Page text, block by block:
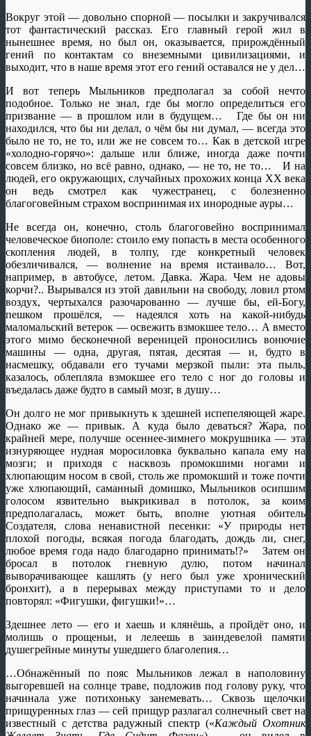
Вокруг этой — довольно спорной — посылки и закручивался
тот фантастический рассказ. Его главный герой жил в
нынешнее время, но был он, оказывается, прирождённый
гений по контактам со внеземными цивилизациями, и
выходит, что в наше время этот его гений оставался не у дел…
И вот теперь Мыльников предполагал за собой нечто
подобное. Только не знал, где бы могло определиться его
призвание — в прошлом или в будущем… Где бы он ни
находился, что бы ни делал, о чём бы ни думал, — всегда это
было не то, не то, или же не совсем то… Как в детской игре
«холодно-горячо»: дальше или ближе, иногда даже почти
совсем близко, но всё равно, однако, — не то, не то… И на
людей, его окружающих, случайных прохожих конца ХХ века
он ведь смотрел как чужестранец, с болезненно
благоговейным страхом воспринимая их инородные ауры…
Не всегда он, конечно, столь благоговейно воспринимал
человеческое биополе: стоило ему попасть в места особенного
скопления людей, в толпу, где конкретный человек
обезличивался, — волнение на время истаивало… Вот,
например, в автобусе, летом. Давка. Жара. Чем не адовы
корчи?.. Вырывался из этой давильни на свободу, ловил ртом
воздух, чертыхался разочарованно — лучше бы, ей-Богу,
пешком прошёлся, — надеялся хоть на какой-нибудь
маломальский ветерок — освежить взмокшее тело… А вместо
этого мимо бесконечной вереницей проносились вонючие
машины — одна, другая, пятая, десятая — и, будто в
насмешку, обдавали его тучами мерзкой пыли: эта пыль,
казалось, облепляла взмокшее его тело с ног до головы и
въедалась даже будто в самый мозг, в душу…
Он долго не мог привыкнуть к здешней испепеляющей жаре.
Однако же — привык. А куда было деваться? Жара, по
крайней мере, получше осеннее-зимнего мокрушника — эта
изнуряющее нудная моросиловка буквально капала ему на
мозги; и приходя с насквозь промокшими ногами и
хлюпающим носом в свой, столь же промокший и тоже почти
уже хлюпающий, саманный домишко, Мыльников осипшим
голосом язвительно выкрикивал в потолок, за коим
предполагалась, может быть, вполне уютная обитель
Создателя, слова ненавистной песенки: «У природы нет
плохой погоды, всякая погода благодать, дождь ли, снег,
любое время года надо благодарно принимать!?» Затем он
бросал в потолок гневную дулю, потом начинал
выворачивающее кашлять (у него был уже хронический
бронхит), а в перерывах между приступами то и дело
повторял: «Фигушки, фигушки!»…
Здешнее лето — его и хаешь и клянёшь, а пройдёт оно, и
молишь о прощеньи, и лелеешь в заиндевелой памяти
душегрейные минуты ушедшего благолепия…
…Обнажённый по пояс Мыльников лежал в наполовину
выгоревшей на солнце траве, подложив под голову руку, что
начинала уже потихоньку занемевать… Сквозь щелочки
прищуренных глаз — сей прищур разлагал солнечный свет на
известный с детства радужный спектр («Каждый Охотник